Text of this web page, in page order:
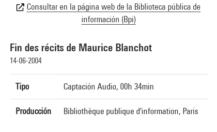
Consultar en la página web de la Biblioteca pública de
información (Bpi)
Fin des récits de Maurice Blanchot
14-06-2004
Tipo Captación Audio, 00h 34min
Producción Bibliothèque publique d'information, Paris